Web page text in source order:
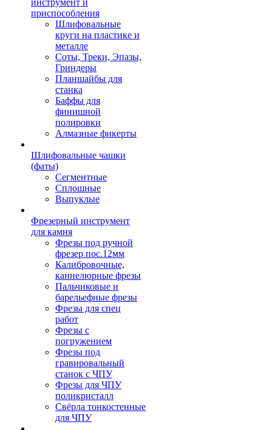
инструмент и
приспособления
Шлифовальные
круги на пластике и
металле
Соты, Треки, Эпазы,
Гриндеры
Планшайбы для
станка
Баффы для
финишной
полировки
Алмазные фикерты
Шлифовальные чашки
(фаты)
Сегментные
Сплошные
Выпуклые
Фрезерный инструмент
для камня
Фрезы под ручной
фрезер пос.12мм
Калибровочные,
каннелюрные фрезы
Пальчиковые и
барельефные фрезы
Фрезы для спец
работ
Фрезы с
погружением
Фрезы под
гравировальный
станок с ЧПУ
Фрезы для ЧПУ
поликристалл
Свёрла тонкостенные
для ЧПУ